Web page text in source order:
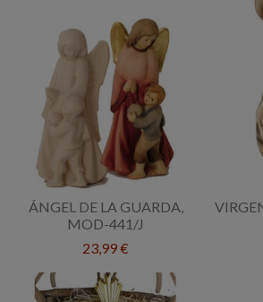
ÁNGEL DE LA GUARDA,
MOD-441/J
23,99 €